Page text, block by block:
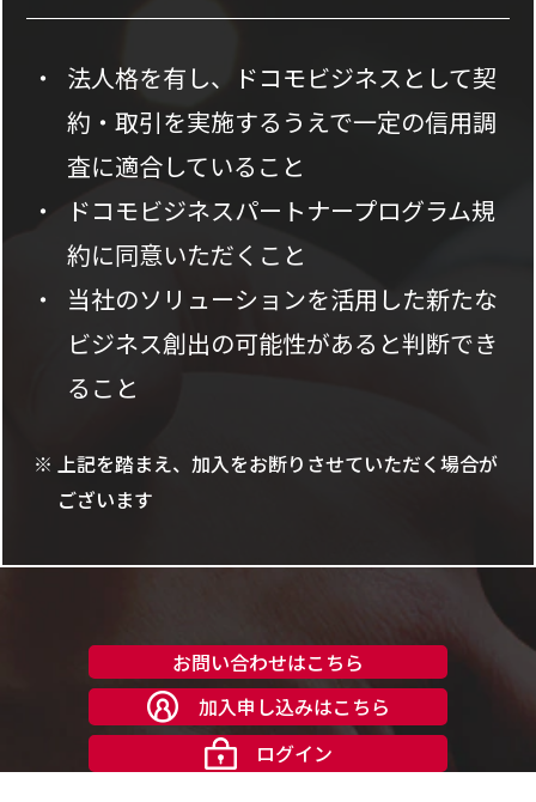
法人格を有し、ドコモビジネスとして契
約・取引を実施するうえで一定の信用調
査に適合していること
ドコモビジネスパートナープログラム規
約に同意いただくこと
当社のソリューションを活用した新たな
ビジネス創出の可能性があると判断でき
ること
上記を踏まえ、加入をお断りさせていただく場合が
ございます
お問い合わせはこちら
加入申し込みはこちら
ログイン